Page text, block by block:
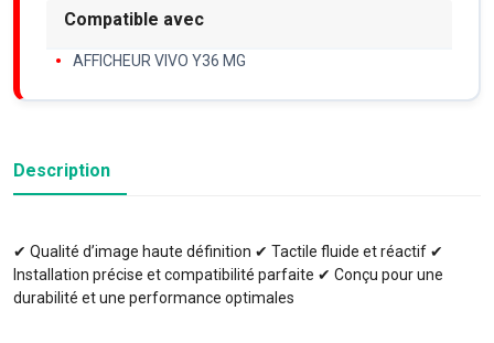
Compatible avec
AFFICHEUR VIVO Y36 MG
Description
✔ Qualité d’image haute définition ✔ Tactile fluide et réactif ✔
Installation précise et compatibilité parfaite ✔ Conçu pour une
durabilité et une performance optimales